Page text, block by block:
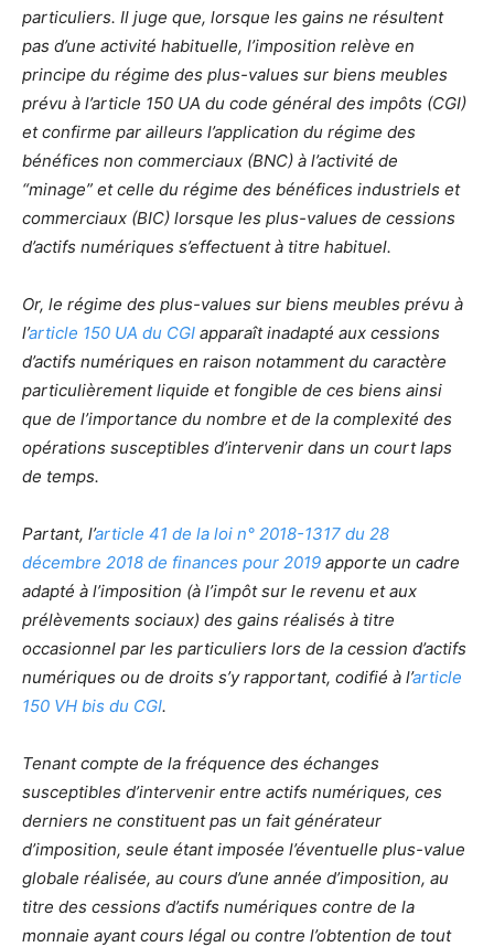
particuliers. Il juge que, lorsque les gains ne résultent
pas d’une activité habituelle, l’imposition relève en
principe du régime des plus-values sur biens meubles
prévu à l’article 150 UA du code général des impôts (CGI)
et confirme par ailleurs l’application du régime des
bénéfices non commerciaux (BNC) à l’activité de
“minage” et celle du régime des bénéfices industriels et
commerciaux (BIC) lorsque les plus-values de cessions
d’actifs numériques s’effectuent à titre habituel.
Or, le régime des plus-values sur biens meubles prévu à
l’article 150 UA du CGI apparaît inadapté aux cessions
d’actifs numériques en raison notamment du caractère
particulièrement liquide et fongible de ces biens ainsi
que de l’importance du nombre et de la complexité des
opérations susceptibles d’intervenir dans un court laps
de temps.
Partant, l’article 41 de la loi n° 2018-1317 du 28
décembre 2018 de finances pour 2019 apporte un cadre
adapté à l’imposition (à l’impôt sur le revenu et aux
prélèvements sociaux) des gains réalisés à titre
occasionnel par les particuliers lors de la cession d’actifs
numériques ou de droits s’y rapportant, codifié à l’article
150 VH bis du CGI.
Tenant compte de la fréquence des échanges
susceptibles d’intervenir entre actifs numériques, ces
derniers ne constituent pas un fait générateur
d’imposition, seule étant imposée l’éventuelle plus-value
globale réalisée, au cours d’une année d’imposition, au
titre des cessions d’actifs numériques contre de la
monnaie ayant cours légal ou contre l’obtention de tout